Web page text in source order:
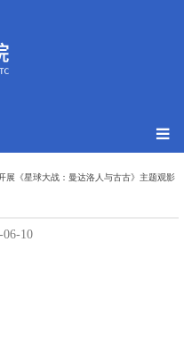
《星球大战：曼达洛人与古古》主题观影
06-10